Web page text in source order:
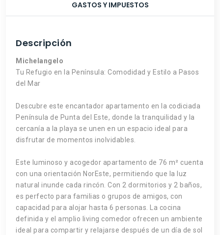
GASTOS Y IMPUESTOS
Descripción
Michelangelo
Tu Refugio en la Península: Comodidad y Estilo a Pasos
del Mar
Descubre este encantador apartamento en la codiciada
Península de Punta del Este, donde la tranquilidad y la
cercanía a la playa se unen en un espacio ideal para
disfrutar de momentos inolvidables.
Este luminoso y acogedor apartamento de 76 m² cuenta
con una orientación NorEste, permitiendo que la luz
natural inunde cada rincón. Con 2 dormitorios y 2 baños,
es perfecto para familias o grupos de amigos, con
capacidad para alojar hasta 6 personas. La cocina
definida y el amplio living comedor ofrecen un ambiente
ideal para compartir y relajarse después de un día de sol